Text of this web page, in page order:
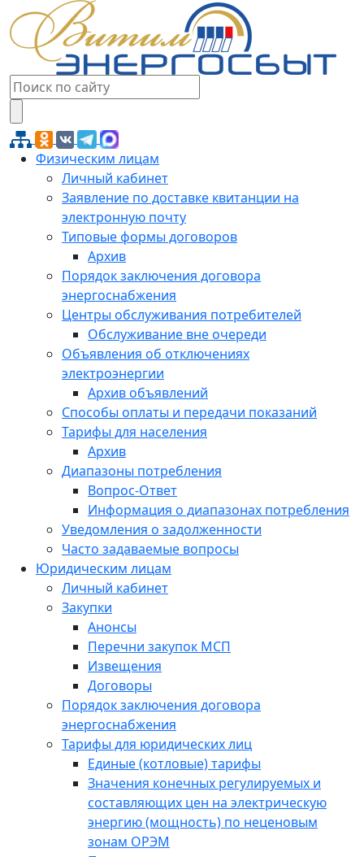
Физическим лицам
Личный кабинет
Заявление по доставке квитанции на
электронную почту
Типовые формы договоров
Архив
Порядок заключения договора
энергоснабжения
Центры обслуживания потребителей
Обслуживание вне очереди
Объявления об отключениях
электроэнергии
Архив объявлений
Способы оплаты и передачи показаний
Тарифы для населения
Архив
Диапазоны потребления
Вопрос-Ответ
Информация о диапазонах потребления
Уведомления о задолженности
Часто задаваемые вопросы
Юридическим лицам
Личный кабинет
Закупки
Анонсы
Перечни закупок МСП
Извещения
Договоры
Порядок заключения договора
энергоснабжения
Тарифы для юридических лиц
Единые (котловые) тарифы
Значения конечных регулируемых и
составляющих цен на электрическую
энергию (мощность) по неценовым
зонам ОРЭМ